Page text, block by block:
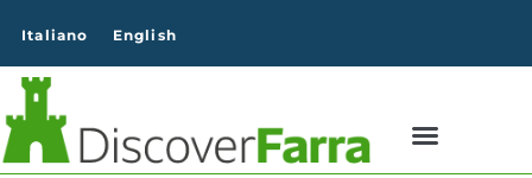
Italiano
English